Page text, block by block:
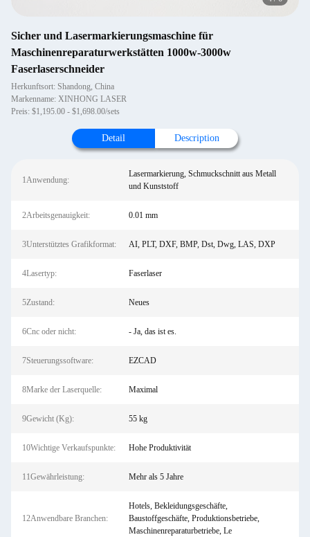
Sicher und Lasermarkierungsmaschine für
Maschinenreparaturwerkstätten 1000w-3000w
Faserlaserschneider
Herkunftsort: Shandong, China
Markenname: XINHONG LASER
Preis: $1,195.00 - $1,698.00/sets
Detail Description
1Anwendung:
Lasermarkierung, Schmuckschnitt aus Metall
und Kunststoff
2Arbeitsgenauigkeit: 0.01 mm
3Unterstütztes Grafikformat: AI, PLT, DXF, BMP, Dst, Dwg, LAS, DXP
4Lasertyp: Faserlaser
5Zustand: Neues
6Cnc oder nicht: - Ja, das ist es.
7Steuerungssoftware: EZCAD
8Marke der Laserquelle: Maximal
9Gewicht (Kg): 55 kg
10Wichtige Verkaufspunkte: Hohe Produktivität
11Gewährleistung: Mehr als 5 Jahre
12Anwendbare Branchen:
Hotels, Bekleidungsgeschäfte,
Baustoffgeschäfte, Produktionsbetriebe,
Maschinenreparaturbetriebe, Le